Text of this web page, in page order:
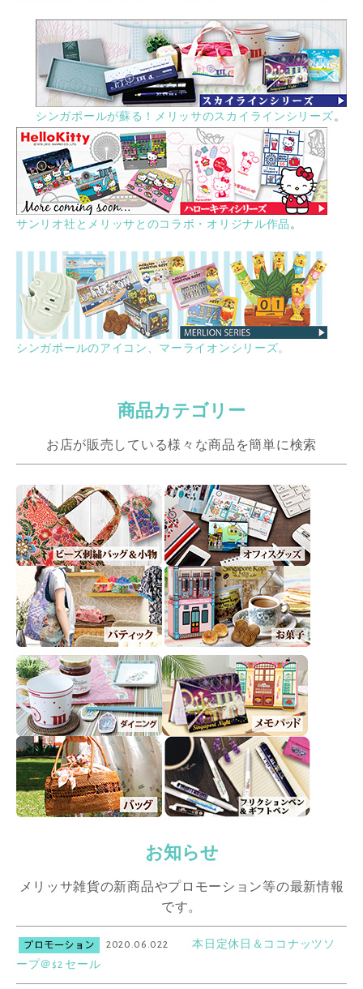
シンガポールが蘇る！メリッサのスカイラインシリーズ 。
サンリオ社とメリッサとのコラボ・オリジナル作品 。
シンガポールのアイコン、マーライオンシリーズ。
商品カテゴリー
お店が販売している様々な商品を簡単に検索
お知らせ
メリッサ雑貨の新商品やプロモーション等の最新情報
です。
2020.06.022本日定休日＆ココナッツソ
ープ＠$2 セール